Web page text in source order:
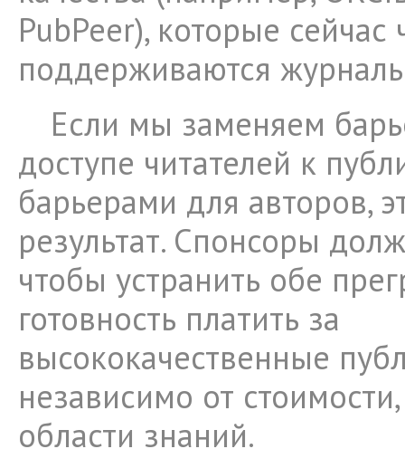
PubPeer), которые сейчас
поддерживаются
Если мы заменяем
доступе читателей к
барьерами для авторов,
результат. Спонсоры
чтобы устранить обе
готовность платить за
высококачественные
независимо от
области знаний.